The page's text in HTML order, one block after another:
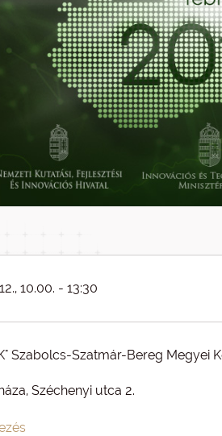
10.00. - 13:30
Szabolcs-Szatmár-Bereg
Széchenyi utca 2.